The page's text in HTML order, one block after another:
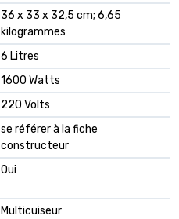
‎36 x 33 x 32,5 cm; 6,65
kilogrammes
‎6 Litres
‎1600 Watts
‎220 Volts
‎se référer à la fiche
constructeur
‎Oui
‎Multicuiseur